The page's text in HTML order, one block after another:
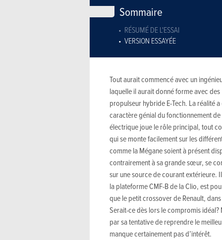
Sommaire
RÉSUMÉ DE L'ESSAI
VERSION ESSAYÉE
Tout aurait commencé avec un
laquelle il aurait donné forme avec
propulseur hybride E-Tech. La réalité
caractère génial du fonctionnement de
électrique joue le rôle principal, tout
qui se monte facilement sur les
comme la Mégane soient à présent
contrairement à sa grande sœur, se
sur une source de courant extérieure.
la plateforme CMF-B de la Clio, est
que le petit crossover de Renault,
Serait-ce dès lors le compromis
par sa tentative de reprendre le
manque certainement pas d’intérêt.